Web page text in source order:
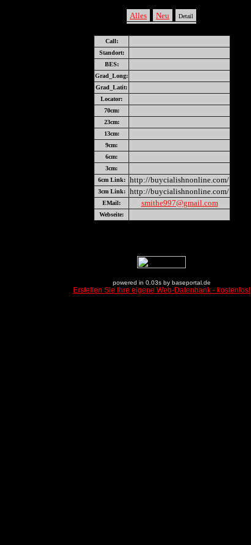
Alles Neu Detail
Call:
Standort:
BES:
Grad_Long:
Grad_Latit:
Locator:
70cm:
23cm:
13cm:
9cm:
6cm:
3cm:
6cm Link:
http://buycialishnonline.com/
3cm Link: http://buycialishnonline.com/
EMail: smithe997@gmail.com
Webseite:
powered in 0.03s by baseportal.de
Erstellen Sie Ihre eigene Web-Datenbank - kostenlos!